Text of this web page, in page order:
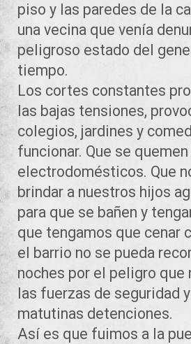
piso y las paredes de la
una vecina que venía
peligroso estado del
tiempo.
Los cortes constantes
las bajas tensiones,
colegios, jardines y
funcionar. Que se
electrodomésticos. Que
brindar a nuestros hijos
para que se bañen y
que tengamos que cenar
el barrio no se pueda
noches por el peligro que
las fuerzas de seguridad
matutinas detenciones.
Así es que fuimos a la